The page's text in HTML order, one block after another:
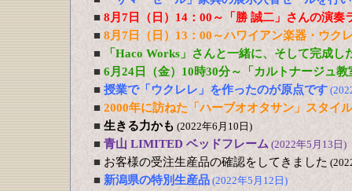
■ 8月7日（日）14：00～「勝 誠二」さんの演
■ 8月7日（日）13：00～ハワイアン楽器・ウク
■
「Haco Works」さんと一緒に、そして完成し
■ 6月24日（金）10時30分～「カルトナージュ
■ 授業で「ウクレレ」を作ったのが原点です
■ 2000年に訪ねた「ハーブオオタサン」スタイル
■ 生きる力かも (2022年6月10日)
■ 青山 LIMITED ベッドフレーム (2022年5月13日)
■ お客様の受注生産品の確認をしてきました
■ 新潟県の特別生産品 (2022年5月12日)